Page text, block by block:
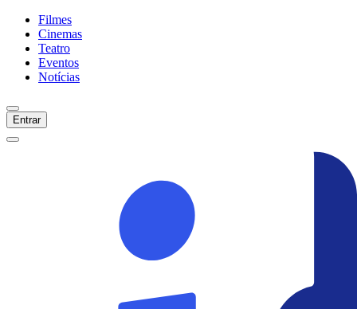
Filmes
Cinemas
Teatro
Eventos
Notícias
Entrar